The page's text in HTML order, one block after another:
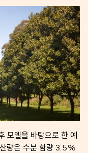
모델을 바탕으로 한 예
량은 수분 함량 3.5%